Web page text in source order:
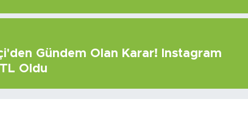
Gündem Olan Karar! Instagram
Oldu